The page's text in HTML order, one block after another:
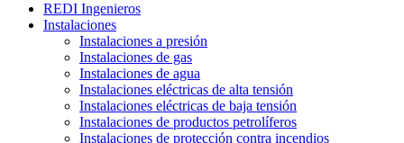
REDI Ingenieros
Instalaciones
Instalaciones a presión
Instalaciones de gas
Instalaciones de agua
Instalaciones eléctricas de alta tensión
Instalaciones eléctricas de baja tensión
Instalaciones de productos petrolíferos
Instalaciones de protección contra incendios